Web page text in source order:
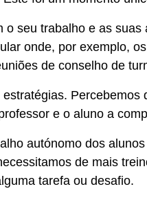
seu trabalho e as
onde, por exemplo,
de conselho de
e o aluno a
autónomo dos
de mais
tarefa ou desafio.